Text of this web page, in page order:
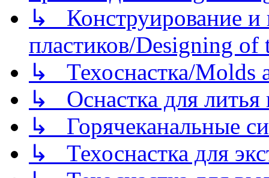
↳ Конструирование и
пластиков/Designing of
↳ Техоснастка/Molds
↳ Оснастка для литья
↳ Горячеканальные
↳ Техоснастка для